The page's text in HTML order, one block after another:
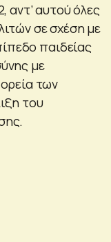
αντ’ αυτού όλες
σε σχέση με
παιδείας
με
των
του